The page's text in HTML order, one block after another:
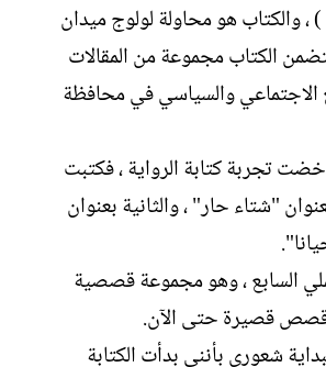
، والكتاب هو محاولة لولوج میدان
الكتاب مجموعة من المقالات
الاجتماعي والسياسي في محافظة
تجربة كتابة الرواية ، فكتبت
"شتاء حار" ، والثانية بعنوان
السابع ، وهو مجموعة قصصية
قصيرة حتى الآن.
شعوري بأنني بدأت الكتابة